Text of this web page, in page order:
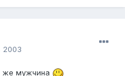
2003
же мужчина